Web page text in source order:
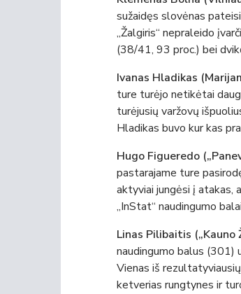
sužaidęs slovėnas
„Žalgiris“ nepraleido
(38/41, 93 proc.) bei
Ivanas Hladikas
ture turėjo netikėtai
turėjusių varžovų
Hladikas buvo kur kas
Hugo Figueredo
pastarajame ture
aktyviai jungėsi į atakas,
„InStat“ naudingumo
Linas Pilibaitis („Kauno
naudingumo balus (301)
Vienas iš
ketverias rungtynes ir